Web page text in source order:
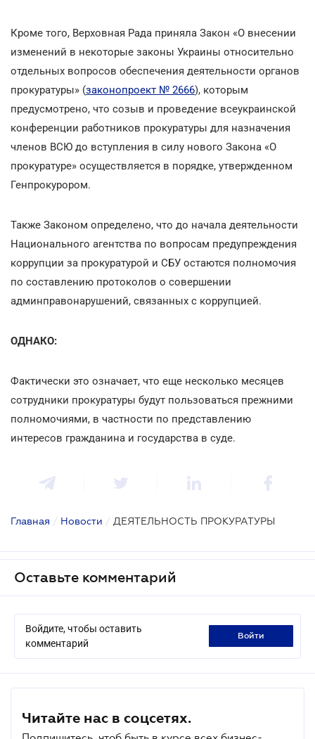
Кроме того, Верховная Рада приняла Закон «О внесении
изменений в некоторые законы Украины относительно
отдельных вопросов обеспечения деятельности органов
прокуратуры» (законопроект № 2666), которым
предусмотрено, что созыв и проведение всеукраинской
конференции работников прокуратуры для назначения
членов ВСЮ до вступления в силу нового Закона «О
прокуратуре» осуществляется в порядке, утвержденном
Генпрокурором.
Также Законом определено, что до начала деятельности
Национального агентства по вопросам предупреждения
коррупции за прокуратурой и СБУ остаются полномочия
по составлению протоколов о совершении
админправонарушений, связанных с коррупцией.
ОДНАКО:
Фактически это означает, что еще несколько месяцев
сотрудники прокуратуры будут пользоваться прежними
полномочиями, в частности по представлению
интересов гражданина и государства в суде.
Главная / Новости / ДЕЯТЕЛЬНОСТЬ ПРОКУРАТУРЫ
Оставьте комментарий
Войдите, чтобы оставить
комментарий
войти
Читайте нас в соцсетях.